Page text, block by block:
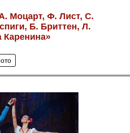
Моцарт, Ф. Лист, С.
Б. Бриттен, Л.
Каренина»